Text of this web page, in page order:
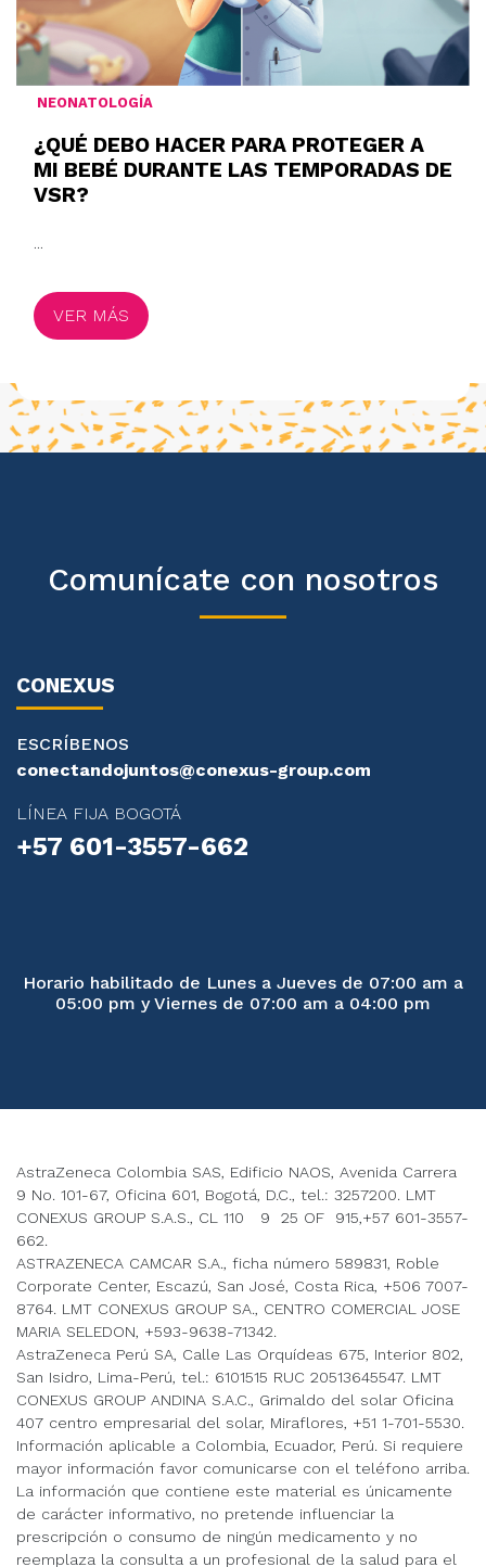
NEONATOLOGÍA
¿QUÉ DEBO HACER PARA PROTEGER A
MI BEBÉ DURANTE LAS TEMPORADAS DE
VSR?
...
VER MÁS
Comunícate con nosotros
CONEXUS
ESCRÍBENOS
conectandojuntos@conexus-group.com
LÍNEA FIJA BOGOTÁ
+57 601-3557-662
Horario habilitado de Lunes a Jueves de 07:00 am a
05:00 pm y Viernes de 07:00 am a 04:00 pm
AstraZeneca Colombia SAS, Edificio NAOS, Avenida Carrera
9 No. 101-67, Oficina 601, Bogotá, D.C., tel.: 3257200. LMT
CONEXUS GROUP S.A.S., CL 110 9 25 OF 915,+57 601-3557-
662.
ASTRAZENECA CAMCAR S.A., ficha número 589831, Roble
Corporate Center, Escazú, San José, Costa Rica, +506 7007-
8764. LMT CONEXUS GROUP SA., CENTRO COMERCIAL JOSE
MARIA SELEDON, +593-9638-71342.
AstraZeneca Perú SA, Calle Las Orquídeas 675, Interior 802,
San Isidro, Lima-Perú, tel.: 6101515 RUC 20513645547. LMT
CONEXUS GROUP ANDINA S.A.C., Grimaldo del solar Oficina
407 centro empresarial del solar, Miraflores, +51 1-701-5530.
Información aplicable a Colombia, Ecuador, Perú. Si requiere
mayor información favor comunicarse con el teléfono arriba.
La información que contiene este material es únicamente
de carácter informativo, no pretende influenciar la
prescripción o consumo de ningún medicamento y no
reemplaza la consulta a un profesional de la salud para el